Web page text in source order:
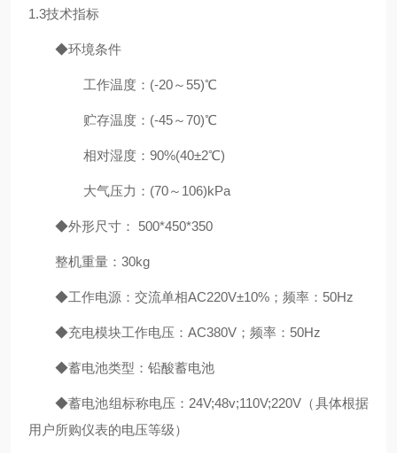
1.3技术指标
◆环境条件
工作温度：(-20～55)℃
贮存温度：(-45～70)℃
相对湿度：90%(40±2℃)
大气压力：(70～106)kPa
◆外形尺寸： 500*450*350
整机重量：30kg
◆工作电源：交流单相AC220V±10%；频率：50Hz
◆充电模块工作电压：AC380V；频率：50Hz
◆蓄电池类型：铅酸蓄电池
◆蓄电池组标称电压：24V;48v;110V;220V（具体根据
用户所购仪表的电压等级）